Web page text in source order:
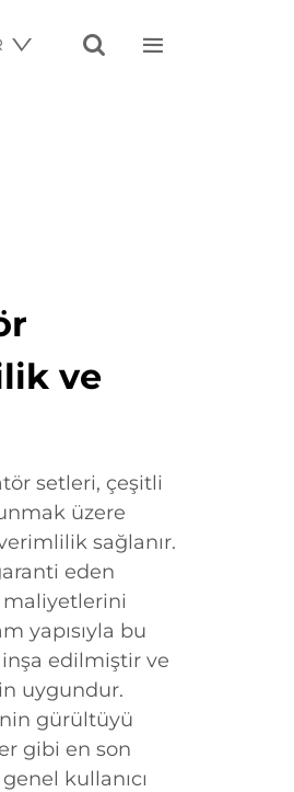
 
ve
setleri, çeşitli
üzere
sağlanır.
eden
yapısıyla bu
edilmiştir ve
uygundur.
gürültüyü
gibi en son
kullanıcı